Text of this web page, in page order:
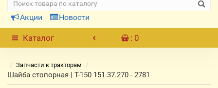
Акции Новости
Каталог : 0
Запчасти к тракторам
Шайба стопорная | Т-150 151.37.270 - 2781